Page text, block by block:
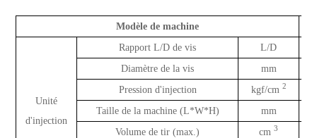
Modèle de machine
Unité
d'injection
Rapport L/D de vis
L/D
Diamètre de la vis
mm
Pression d'injection
kgf/cm 2
Taille de la machine (L*W*H)
mm
Volume de tir (max.)
cm3